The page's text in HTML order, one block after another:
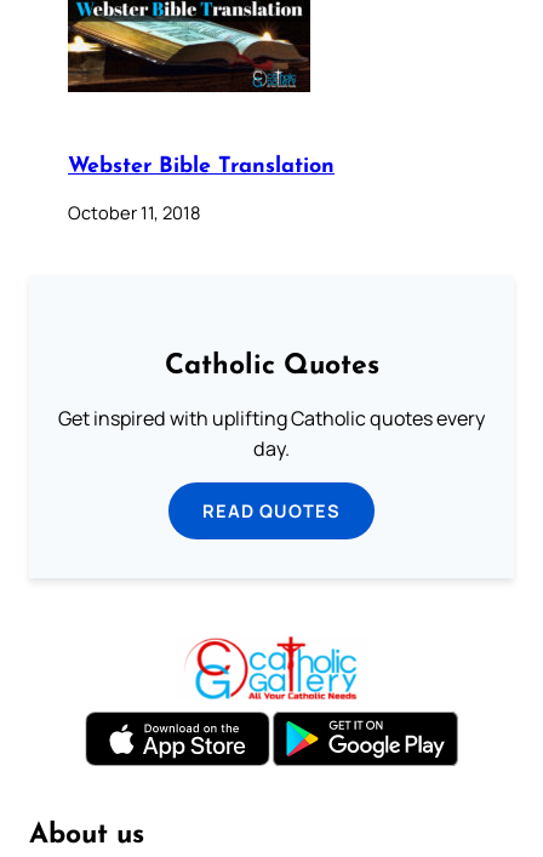
Webster Bible Translation
October 11, 2018
Catholic Quotes
Get inspired with uplifting Catholic quotes every
day.
READ QUOTES
About us